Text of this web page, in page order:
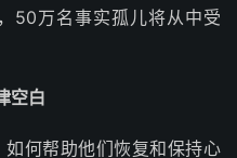
50万名事实孤儿将从中受
空白
何帮助他们恢复和保持心